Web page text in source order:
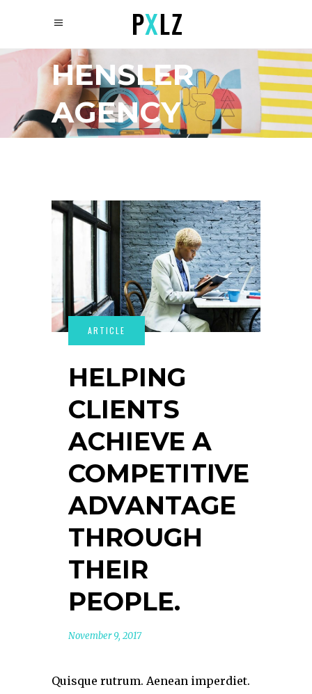
HENSLER
AGENCY
HELPING
CLIENTS
ACHIEVE A
COMPETITIVE
ADVANTAGE
THROUGH
THEIR
PEOPLE.
November 9, 2017
Quisque rutrum. Aenean imperdiet.